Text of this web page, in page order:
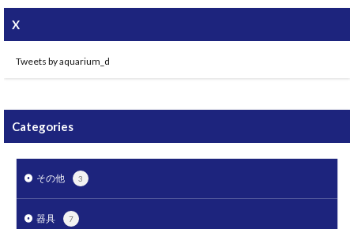
X
Tweets by aquarium_d
Categories
その他 3
器具 7